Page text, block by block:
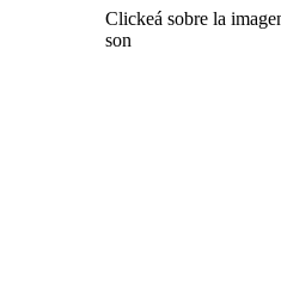
Clickeá sobre la
son